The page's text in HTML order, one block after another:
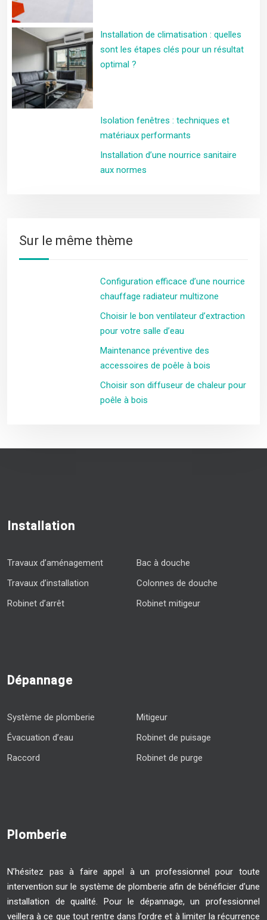
Installation de climatisation : quelles
sont les étapes clés pour un résultat
optimal ?
Isolation fenêtres : techniques et
matériaux performants
Installation d’une nourrice sanitaire
aux normes
Sur le même thème
Configuration efficace d’une nourrice
chauffage radiateur multizone
Choisir le bon ventilateur d’extraction
pour votre salle d’eau
Maintenance préventive des
accessoires de poêle à bois
Choisir son diffuseur de chaleur pour
poêle à bois
Installation
Travaux d’aménagement
Travaux d’installation
Robinet d’arrêt
Bac à douche
Colonnes de douche
Robinet mitigeur
Dépannage
Système de plomberie
Évacuation d’eau
Raccord
Mitigeur
Robinet de puisage
Robinet de purge
Plomberie
N’hésitez pas à faire appel à un professionnel pour toute
intervention sur le système de plomberie afin de bénéficier d’une
installation de qualité. Pour le dépannage, un professionnel
veillera à ce que tout rentre dans l’ordre et à limiter la récurrence